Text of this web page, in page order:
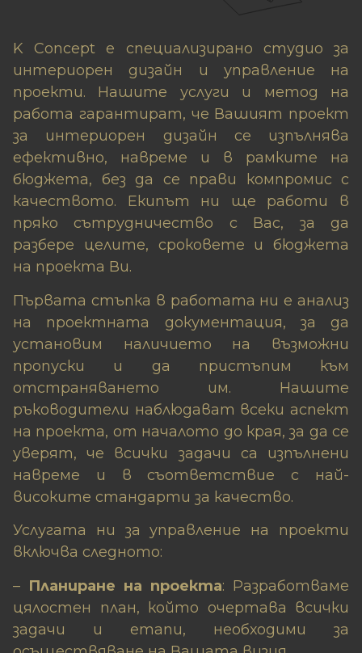
K Concept е специализирано студио за
интериорен дизайн и управление на
проекти. Нашите услуги и метод на
работа гарантират, че Вашият проект
за интериорен дизайн се изпълнява
ефективно, навреме и в рамките на
бюджета, без да се прави компромис с
качеството. Екипът ни ще работи в
пряко сътрудничество с Вас, за да
разбере целите, сроковете и бюджета
на проекта Ви.
Първата стъпка в работата ни е анализ
на проектната документация, за да
установим наличието на възможни
пропуски и да пристъпим към
отстраняването им. Нашите
ръководители наблюдават всеки аспект
на проекта, от началото до края, за да се
уверят, че всички задачи са изпълнени
навреме и в съответствие с най-
високите стандарти за качество.
Услугата ни за управление на проекти
включва следното:
– Планиране на проекта: Разработваме
цялостен план, който очертава всички
задачи и етапи, необходими за